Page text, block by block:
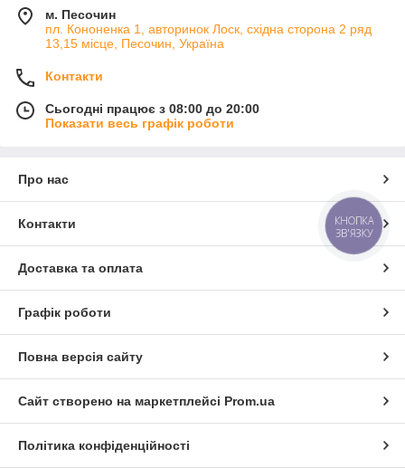
м. Песочин
пл. Кононенка 1, авторинок Лоск, східна сторона 2 ряд
13,15 місце, Песочин, Україна
Контакти
Сьогодні працює з 08:00 до 20:00
Показати весь графік роботи
Про нас
Контакти
Доставка та оплата
Графік роботи
Повна версія сайту
Сайт створено на маркетплейсі Prom.ua
Політика конфіденційності
КНОПКА
ЗВ'ЯЗКУ